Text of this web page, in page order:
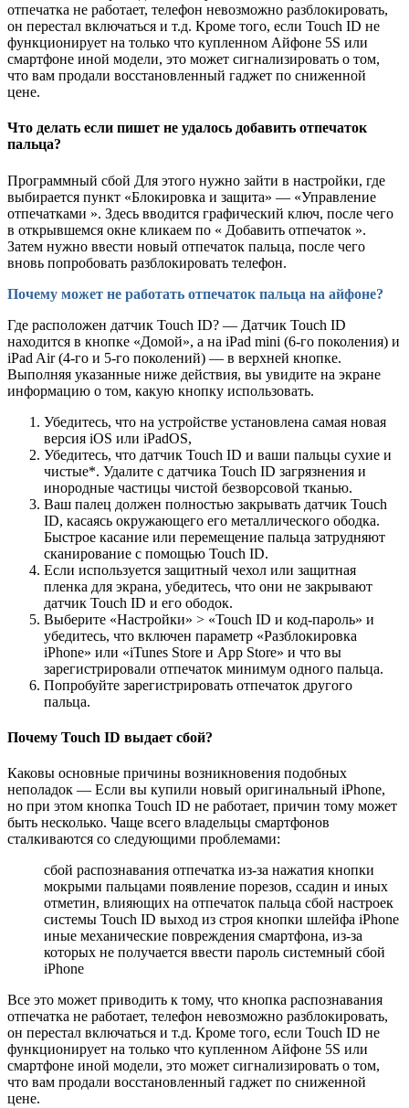
отпечатка не работает, телефон невозможно разблокировать,
он перестал включаться и т.д. Кроме того, если Touch ID не
функционирует на только что купленном Айфоне 5S или
смартфоне иной модели, это может сигнализировать о том,
что вам продали восстановленный гаджет по сниженной
цене.
Что делать если пишет не удалось добавить отпечаток
пальца?
Программный сбой Для этого нужно зайти в настройки, где
выбирается пункт «Блокировка и защита» — «Управление
отпечатками ». Здесь вводится графический ключ, после чего
в открывшемся окне кликаем по « Добавить отпечаток ».
Затем нужно ввести новый отпечаток пальца, после чего
вновь попробовать разблокировать телефон.
Почему может не работать отпечаток пальца на айфоне?
Где расположен датчик Touch ID? — Датчик Touch ID
находится в кнопке «Домой», а на iPad mini (6-го поколения) и
iPad Air (4-го и 5-го поколений) — в верхней кнопке.
Выполняя указанные ниже действия, вы увидите на экране
информацию о том, какую кнопку использовать.
Убедитесь, что на устройстве установлена самая новая
версия iOS или iPadOS,
Убедитесь, что датчик Touch ID и ваши пальцы сухие и
чистые*. Удалите с датчика Touch ID загрязнения и
инородные частицы чистой безворсовой тканью.
Ваш палец должен полностью закрывать датчик Touch
ID, касаясь окружающего его металлического ободка.
Быстрое касание или перемещение пальца затрудняют
сканирование с помощью Touch ID.
Если используется защитный чехол или защитная
пленка для экрана, убедитесь, что они не закрывают
датчик Touch ID и его ободок.
Выберите «Настройки» > «Touch ID и код-пароль» и
убедитесь, что включен параметр «Разблокировка
iPhone» или «iTunes Store и App Store» и что вы
зарегистрировали отпечаток минимум одного пальца.
Попробуйте зарегистрировать отпечаток другого
пальца.
Почему Touch ID выдает сбой?
Каковы основные причины возникновения подобных
неполадок — Если вы купили новый оригинальный iPhone,
но при этом кнопка Touch ID не работает, причин тому может
быть несколько. Чаще всего владельцы смартфонов
сталкиваются со следующими проблемами:
сбой распознавания отпечатка из-за нажатия кнопки
мокрыми пальцами появление порезов, ссадин и иных
отметин, влияющих на отпечаток пальца сбой настроек
системы Touch ID выход из строя кнопки шлейфа iPhone
иные механические повреждения смартфона, из-за
которых не получается ввести пароль системный сбой
iPhone
Все это может приводить к тому, что кнопка распознавания
отпечатка не работает, телефон невозможно разблокировать,
он перестал включаться и т.д. Кроме того, если Touch ID не
функционирует на только что купленном Айфоне 5S или
смартфоне иной модели, это может сигнализировать о том,
что вам продали восстановленный гаджет по сниженной
цене.